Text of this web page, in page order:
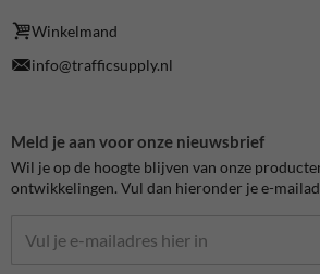
Winkelmand
info@trafficsupply.nl
Meld je aan voor onze nieuwsbrief
Wil je op de hoogte blijven van onze
ontwikkelingen. Vul dan hieronder je e-